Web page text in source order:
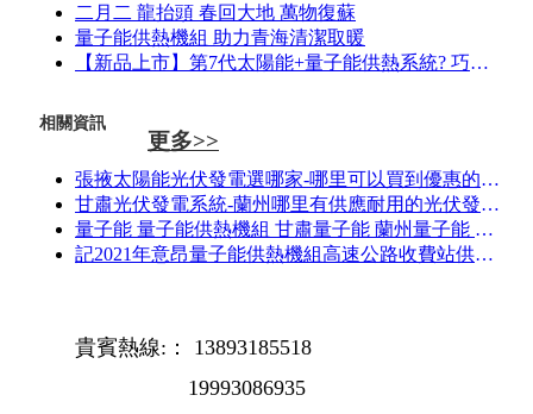
二月二 龍抬頭 春回大地 萬物復蘇
量子能供熱機組 助力青海清潔取暖
【新品上市】第7代太陽能+量子能供熱系統? 巧奪天能 太陽量子 珠聯璧合 鼎ji節能 智造供暖行業天花板
相關資訊
更多>>
張掖太陽能光伏發電選哪家-哪里可以買到優惠的光伏發電
甘肅光伏發電系統-蘭州哪里有供應耐用的光伏發電單晶
量子能 量子能供熱機組 甘肅量子能 蘭州量子能 山西量子能
記2021年意昂量子能供熱機組高速公路收費站供暖案例
貴賓熱線:： 13893185518
19993086935